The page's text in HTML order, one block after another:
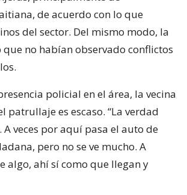
de acuerdo con lo que
del sector. Del mismo modo, la
no habían observado conflictos
policial en el área, la vecina
patrullaje es escaso. “La verdad
A veces por aquí pasa el auto de
pero no se ve mucho. A
algo, ahí sí como que llegan y